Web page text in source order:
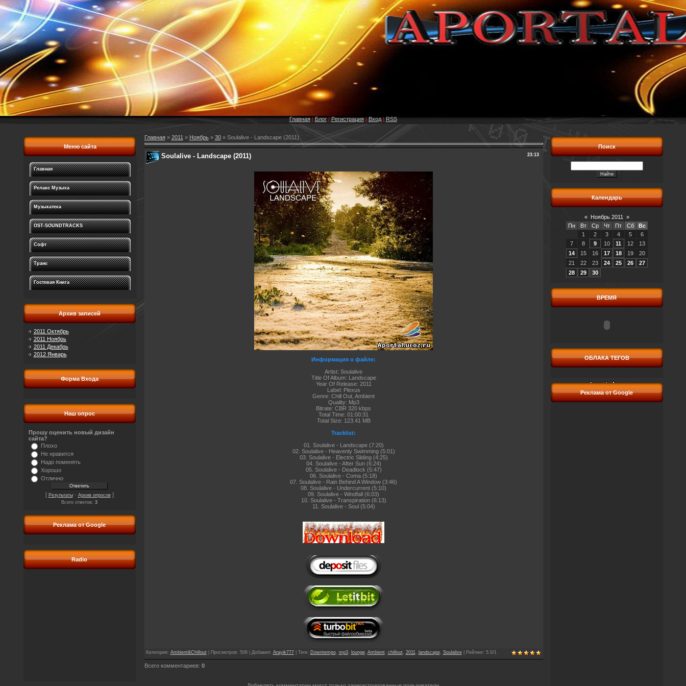
Главная|Блог|Регистрация|Вход|RSS
Меню сайта
Главная
Релакс Музыка
Музыкатека
OST-SOUNDTRACKS
Софт
Транс
Гостевая Книга
Архив записей
2011 Октябрь
2011 Ноябрь
2011 Декабрь
2012 Январь
Форма Входа
Наш опрос
Прошу оценить новый дизайн
сайта?
Плохо
Не нравится
Надо поменять
Хорошо
Отлично
[ Результаты· Архив опросов]
Всего ответов: 3
Реклама от Google
Radio
Главная» 2011 » Ноябрь » 30» Soulalive - Landscape (2011)
23:13
Soulalive - Landscape (2011)
Информация о файле:
Artist: Soulalive
Title Of Album: Landscape
Year Of Release: 2011
Label: Plexus
Genre: Chill Out, Ambient
Quality: Mp3
Bitrate: CBR 320 kbps
Total Time: 01:00:31
Total Size: 123.41 MB
Tracklist:
01. Soulalive - Landscape (7:20)
02. Soulalive - Heavenly Swimming(5:01)
03. Soulalive - Electric Sliding (4:25)
04. Soulalive - After Sun(6:24)
05. Soulalive - Deadlock (5:47)
06. Soulalive - Coma (5:18)
07. Soulalive - Rain Behind A Window (3:46)
08. Soulalive - Undercurrent (5:10)
09. Soulalive - Windfall (6:03)
10. Soulalive - Transpiration (6:13)
11. Soulalive - Soul (5:04)
Категория: Ambient&Chillout| Просмотров: 506 | Добавил: Arayik777| Теги: Downtempo, mp3, lounge, Ambient, chillout, 2011 landscape, Soulalive| Рейтинг: 5.0/1
Всего комментариев: 0
Поиск
Календарь
« Ноябрь 2011
»
Пн
Вт Ср Чт Пт Сб
Вс
1
2 3 4 5
6
7
8 9 10 11 12
13
14
15 16 17 18 19
20
21
22 23 24 25 26
27
28
29 30
ВРЕМЯ
ОБЛАКА ТЕГОВ
Реклама от Google